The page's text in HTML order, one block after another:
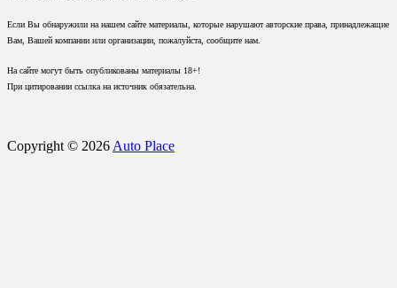
Если Вы обнаружили на нашем сайте материалы, которые нарушают авторские права, принадлежащие
Вам, Вашей компании или организации, пожалуйста, сообщите нам.
На сайте могут быть опубликованы материалы 18+!
При цитировании ссылка на источник обязательна.
Copyright © 2026 Auto Place